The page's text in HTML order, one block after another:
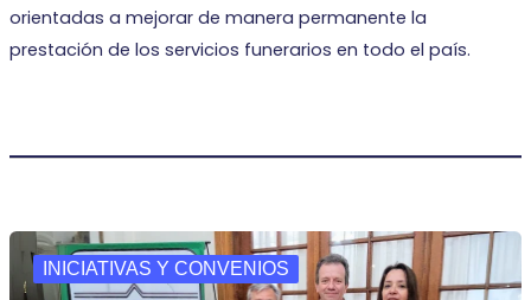
orientadas a mejorar de manera permanente la
prestación de los servicios funerarios en todo el país.
INICIATIVAS Y CONVENIOS